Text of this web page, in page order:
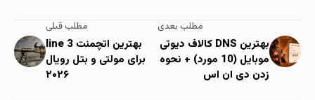
مطلب قبلی
بهترین اتچمنت 3 line
برای مولتی و بتل رویال
۲۰۲۶
مطلب بعدی
بهترین DNS کالاف دیوتی
موبایل (10 مورد) + نحوه
زدن دی ان اس